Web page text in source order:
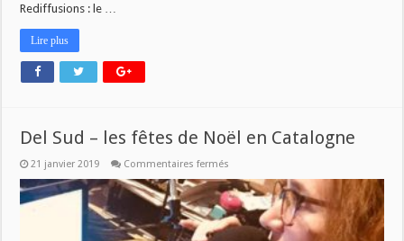
Rediffusions : le …
Lire plus
Del Sud – les fêtes de Noël en Catalogne
21 janvier 2019 Commentaires fermés
Sud
–
les
fêtes
de